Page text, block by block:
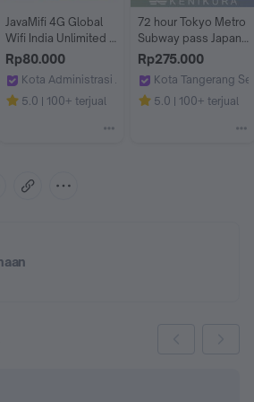
JavaMifi 4G Global
Wifi India Unlimited
Savvy | Wifi Luar
Negeri | Travel Wifi
India
Rp80.000
Kota Administrasi Jakarta Timur
JavaMifi
5.0 100+ terjual
72 hour Tokyo Metro
Subway pass Japan
Ticket adult jepang
tiket 72 jam
Rp275.000
Kota Tangerang
Kenikura Tour
5.0 100+ terjual